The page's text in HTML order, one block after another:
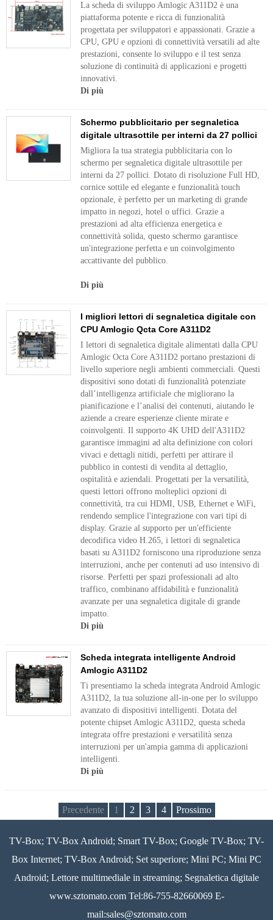
La scheda di sviluppo Amlogic A311D2 è una
piattaforma potente e ricca di funzionalità
progettata per sviluppatori e appassionati. Grazie a
CPU, GPU e opzioni di connettività versatili ad alte
prestazioni, consente lo sviluppo e il test senza
soluzione di continuità di applicazioni e progetti
innovativi.
Di più
Schermo pubblicitario per segnaletica
digitale ultrasottile per interni da 27 pollici
Migliora la tua strategia pubblicitaria con lo
schermo per segnaletica digitale ultrasottile per
interni da 27 pollici. Dotato di risoluzione Full HD,
cornice sottile ed elegante e funzionalità touch
opzionale, è perfetto per un marketing di grande
impatto in negozi, hotel o uffici. Grazie a
prestazioni ad alta efficienza energetica e
connettività solida, questo schermo garantisce
un'integrazione perfetta e un coinvolgimento
accattivante del pubblico.
Di più
I migliori lettori di segnaletica digitale con
CPU Amlogic Qcta Core A311D2
I lettori di segnaletica digitale alimentati dalla CPU
Amlogic Octa Core A311D2 portano prestazioni di
livello superiore negli ambienti commerciali. Questi
dispositivi sono dotati di funzionalità potenziate
dall’intelligenza artificiale che migliorano la
pianificazione e l’analisi dei contenuti, aiutando le
aziende a creare esperienze cliente mirate e
coinvolgenti. Il supporto 4K UHD dell'A311D2
garantisce immagini ad alta definizione con colori
vivaci e dettagli nitidi, perfetti per attirare il
pubblico in contesti di vendita al dettaglio,
ospitalità e aziendali. Progettati per la versatilità,
questi lettori offrono molteplici opzioni di
connettività, tra cui HDMI, USB, Ethernet e WiFi,
rendendo semplice l'integrazione con vari tipi di
display. Grazie al supporto per un'efficiente
decodifica video H.265, i lettori di segnaletica
basati su A311D2 forniscono una riproduzione senza
interruzioni, anche per contenuti ad uso intensivo di
risorse. Perfetti per spazi professionali ad alto
traffico, combinano affidabilità e funzionalità
avanzate per una segnaletica digitale di grande
impatto.
Di più
Scheda integrata intelligente Android
Amlogic A311D2
Ti presentiamo la scheda integrata Android Amlogic
A311D2, la tua soluzione all-in-one per lo sviluppo
avanzato di dispositivi intelligenti. Dotata del
potente chipset Amlogic A311D2, questa scheda
integrata offre prestazioni e versatilità senza
interruzioni per un'ampia gamma di applicazioni
intelligenti.
Di più
Precedente 1 2 3 4 Prossimo
TV-Box; TV-Box Android; Smart TV-Box; Google TV-Box; TV-
Box Internet; TV-Box Android; Set superiore; Mini PC; Mini PC
Android; Lettore multimediale in streaming; Segnaletica digitale
www.sztomato.comTel:86-755-82660069 E-
mail:sales@sztomato.com